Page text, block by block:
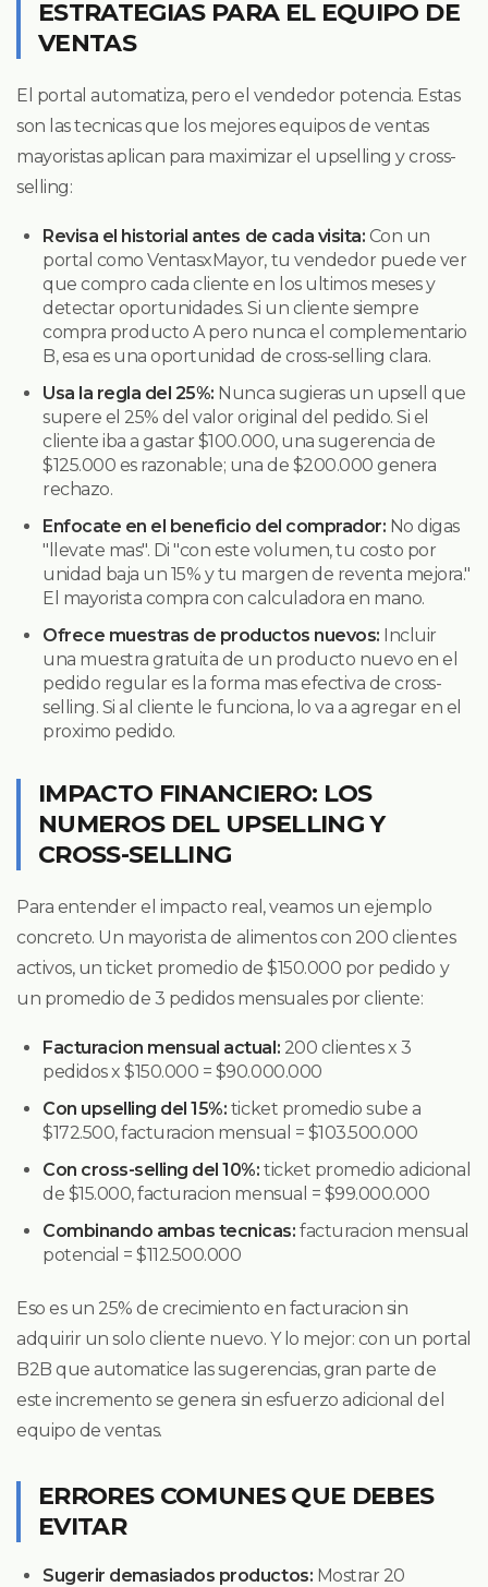
ESTRATEGIAS PARA EL EQUIPO DE
VENTAS
El portal automatiza, pero el vendedor potencia. Estas
son las tecnicas que los mejores equipos de ventas
mayoristas aplican para maximizar el upselling y cross-
selling:
Revisa el historial antes de cada visita: Con un
portal como VentasxMayor, tu vendedor puede ver
que compro cada cliente en los ultimos meses y
detectar oportunidades. Si un cliente siempre
compra producto A pero nunca el complementario
B, esa es una oportunidad de cross-selling clara.
Usa la regla del 25%: Nunca sugieras un upsell que
supere el 25% del valor original del pedido. Si el
cliente iba a gastar $100.000, una sugerencia de
$125.000 es razonable; una de $200.000 genera
rechazo.
Enfocate en el beneficio del comprador: No digas
"llevate mas". Di "con este volumen, tu costo por
unidad baja un 15% y tu margen de reventa mejora."
El mayorista compra con calculadora en mano.
Ofrece muestras de productos nuevos: Incluir
una muestra gratuita de un producto nuevo en el
pedido regular es la forma mas efectiva de cross-
selling. Si al cliente le funciona, lo va a agregar en el
proximo pedido.
IMPACTO FINANCIERO: LOS
NUMEROS DEL UPSELLING Y
CROSS-SELLING
Para entender el impacto real, veamos un ejemplo
concreto. Un mayorista de alimentos con 200 clientes
activos, un ticket promedio de $150.000 por pedido y
un promedio de 3 pedidos mensuales por cliente:
Facturacion mensual actual: 200 clientes x 3
pedidos x $150.000 = $90.000.000
Con upselling del 15%: ticket promedio sube a
$172.500, facturacion mensual = $103.500.000
Con cross-selling del 10%: ticket promedio adicional
de $15.000, facturacion mensual = $99.000.000
Combinando ambas tecnicas: facturacion mensual
potencial = $112.500.000
Eso es un 25% de crecimiento en facturacion sin
adquirir un solo cliente nuevo. Y lo mejor: con un portal
B2B que automatice las sugerencias, gran parte de
este incremento se genera sin esfuerzo adicional del
equipo de ventas.
ERRORES COMUNES QUE DEBES
EVITAR
Sugerir demasiados productos: Mostrar 20